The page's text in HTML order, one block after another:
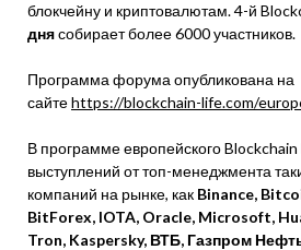
блокчейну и криптовалютам. 4-й
днясобирает более 6000 участников.
Программа форума опубликована на
сайтеhttps://blockchain-life.com/
В программе европейского
выступлений от топ-менеджмента
компаний на рынке, как Binance,
BitForex, IOTA, Oracle, Microsoft,
Tron, Kaspersky, ВТБ, Газпром